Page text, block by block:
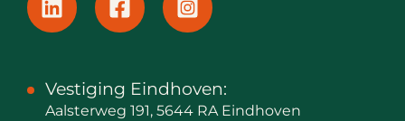
Vestiging Eindhoven:
Aalsterweg 191, 5644 RA Eindhoven